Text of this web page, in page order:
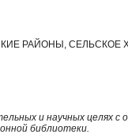
РАЙОНЫ, СЕЛЬСКОЕ
и научных целях с
библиотеки.